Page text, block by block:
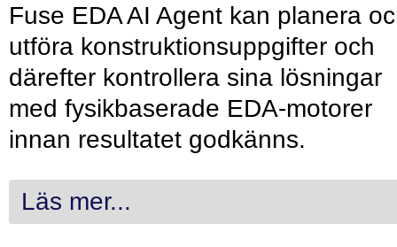
Fuse EDA AI Agent kan planera
utföra konstruktionsuppgifter och
därefter kontrollera sina lösningar
med fysikbaserade EDA-motorer
innan resultatet godkänns.
Läs mer...